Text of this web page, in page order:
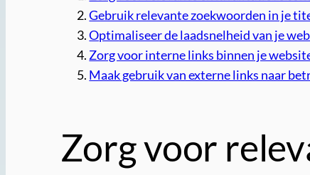
Gebruik relevante zoekwoorden in je
Optimaliseer de laadsnelheid van je
Zorg voor interne links binnen je
Maak gebruik van externe links naar
Zorg voor